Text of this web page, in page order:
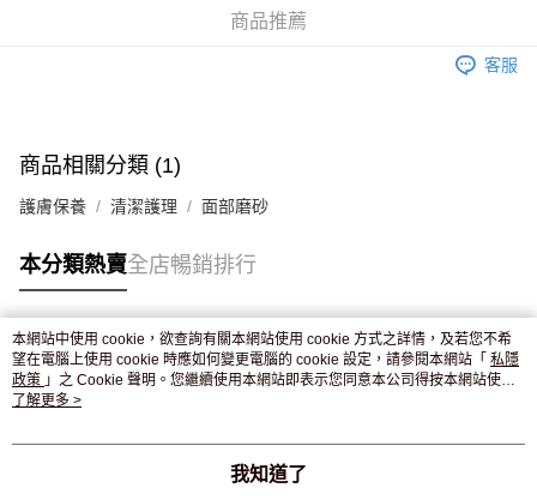
付款後門市自取，訂單確認後2-4個工作天到店，7天內取。逾期後
商品推薦
客服
商品相關分類 (1)
護膚保養 清潔護理 面部磨砂
本分類熱賣全店暢銷排行
熱門標籤
熱銷排行
本網站中使用 cookie，欲查詢有關本網站使用 cookie 方式之詳情，及若您不希
望在電腦上使用 cookie 時應如何變更電腦的 cookie 設定，請參閱本網站「 私隱
政策 」之 Cookie 聲明。您繼續使用本網站即表示您同意本公司得按本網站使用
條款之 Cookie 聲明使用 cookie。
了解更多 >
我知道了